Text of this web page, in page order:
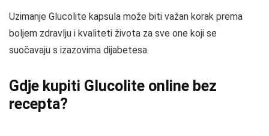
Uzimanje Glucolite kapsula može biti važan korak prema
boljem zdravlju i kvaliteti života za sve one koji se
suočavaju s izazovima dijabetesa.
Gdje kupiti Glucolite online bez
recepta?